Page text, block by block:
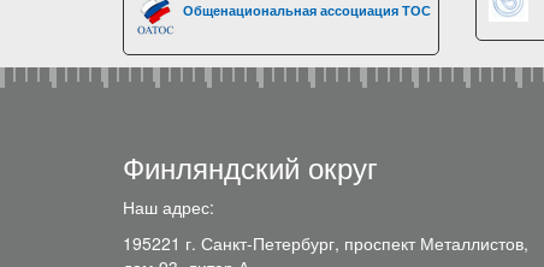
Общенациональная ассоциация ТОС
Финляндский округ
Наш адрес:
195221 г. Санкт-Петербург, проспект Металлистов,